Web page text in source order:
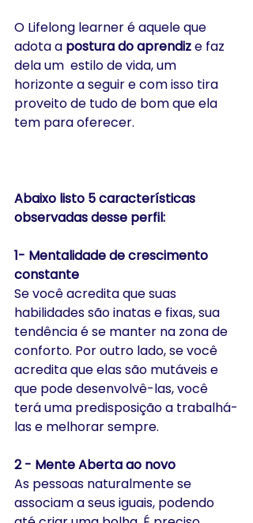
O Lifelong learner é aquele que
adota a postura do aprendiz e faz
dela um  estilo de vida, um
horizonte a seguir e com isso tira
proveito de tudo de bom que ela
tem para oferecer.
Abaixo listo 5 características
observadas desse perfil:
1- Mentalidade de crescimento
constante
Se você acredita que suas
habilidades são inatas e fixas, sua
tendência é se manter na zona de
conforto. Por outro lado, se você
acredita que elas são mutáveis e
que pode desenvolvê-las, você
terá uma predisposição a trabalhá-
las e melhorar sempre.
2 - Mente Aberta ao novo
As pessoas naturalmente se
associam a seus iguais, podendo